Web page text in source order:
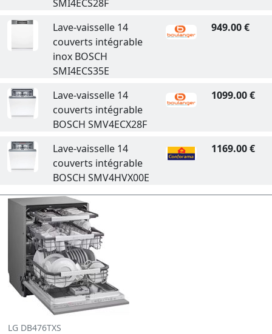
SMI4ECS28F
Lave-vaisselle 14
couverts intégrable
inox BOSCH
SMI4ECS35E
949.00 €
Lave-vaisselle 14
couverts intégrable
BOSCH SMV4ECX28F
1099.00 €
Lave-vaisselle 14
couverts intégrable
BOSCH SMV4HVX00E
1169.00 €
LG DB476TXS